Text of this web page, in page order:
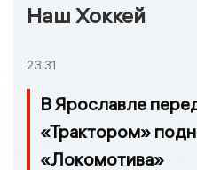
Наш Хоккей
23:31
В Ярославле
«Трактором»
«Локомотива»